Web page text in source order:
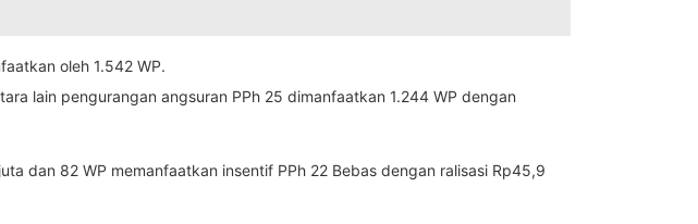
oleh 1.542 WP.
lain pengurangan angsuran PPh 25 dimanfaatkan 1.244 WP dengan
dan 82 WP memanfaatkan insentif PPh 22 Bebas dengan ralisasi Rp45,9